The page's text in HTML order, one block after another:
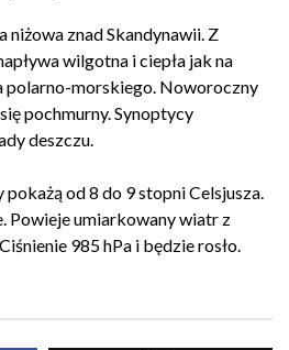
niżowa znad Skandynawii. Z
wilgotna i ciepła jak na
polarno-morskiego. Noworoczny
pochmurny. Synoptycy
deszczu.
od 8 do 9 stopni Celsjusza.
Powieje umiarkowany wiatr z
985 hPa i będzie rosło.